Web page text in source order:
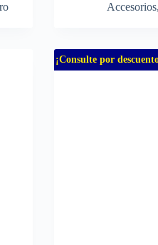
Accesorios,
¡Consulte por